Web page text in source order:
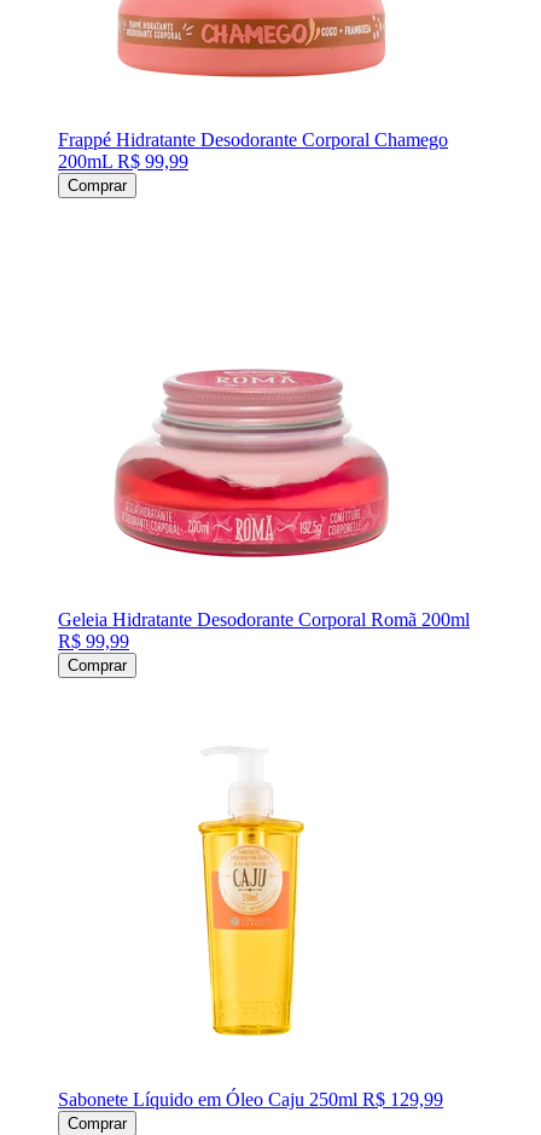
Frappé Hidratante Desodorante Corporal Chamego
200mL R$ 99,99
Comprar
Geleia Hidratante Desodorante Corporal Romã 200ml
R$ 99,99
Comprar
Sabonete Líquido em Óleo Caju 250ml R$ 129,99
Comprar